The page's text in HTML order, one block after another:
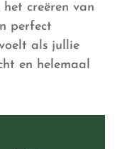
creëren van
perfect
als jullie
en helemaal